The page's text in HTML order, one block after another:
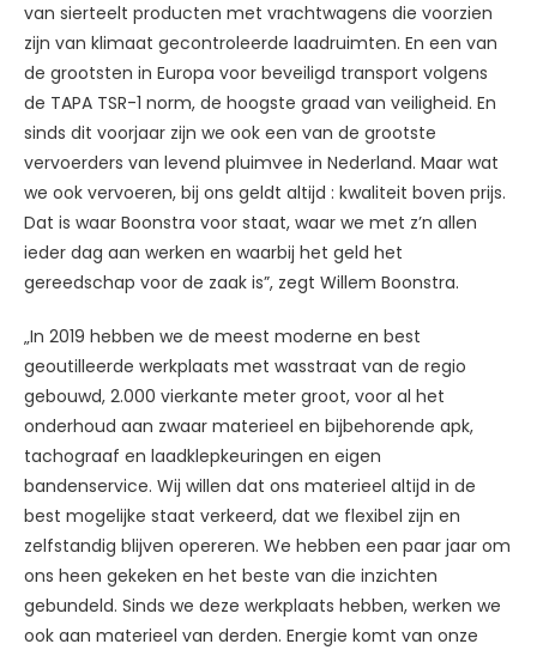
van sierteelt producten met vrachtwagens die voorzien
zijn van klimaat gecontroleerde laadruimten. En een van
de grootsten in Europa voor beveiligd transport volgens
de TAPA TSR-1 norm, de hoogste graad van veiligheid. En
sinds dit voorjaar zijn we ook een van de grootste
vervoerders van levend pluimvee in Nederland. Maar wat
we ook vervoeren, bij ons geldt altijd : kwaliteit boven prijs.
Dat is waar Boonstra voor staat, waar we met z’n allen
ieder dag aan werken en waarbij het geld het
gereedschap voor de zaak is”, zegt Willem Boonstra.
„In 2019 hebben we de meest moderne en best
geoutilleerde werkplaats met wasstraat van de regio
gebouwd, 2.000 vierkante meter groot, voor al het
onderhoud aan zwaar materieel en bijbehorende apk,
tachograaf en laadklepkeuringen en eigen
bandenservice. Wij willen dat ons materieel altijd in de
best mogelijke staat verkeerd, dat we flexibel zijn en
zelfstandig blijven opereren. We hebben een paar jaar om
ons heen gekeken en het beste van die inzichten
gebundeld. Sinds we deze werkplaats hebben, werken we
ook aan materieel van derden. Energie komt van onze